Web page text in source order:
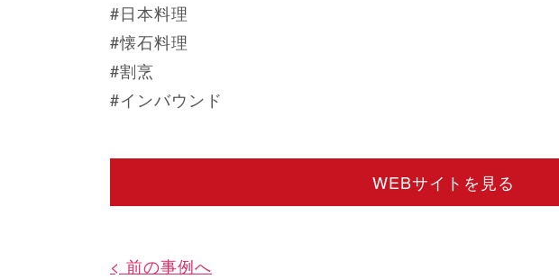
#日本料理
#懐石料理
#割烹
#インバウンド
WEBサイトを見る
< 前の事例へ